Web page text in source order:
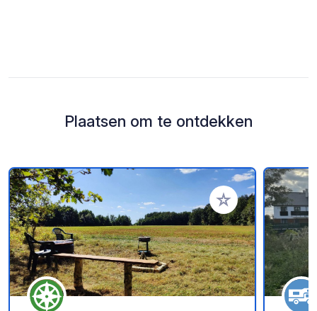
Plaatsen om te ontdekken
Voeg toe aan je